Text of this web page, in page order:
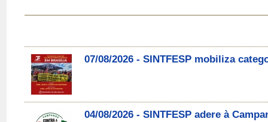
07/08/2026 - SINTFESP mobiliza
04/08/2026 - SINTFESP adere à